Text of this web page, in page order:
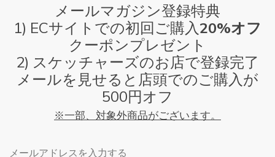
メールマガジン登録特典
1) ECサイトでの初回ご購入 20%オフ
クーポンプレゼント
2) スケッチャーズのお店で登録完了
メールを見せると店頭でのご購入が
500円オフ
※一部、対象外商品がございます。
メールアドレス